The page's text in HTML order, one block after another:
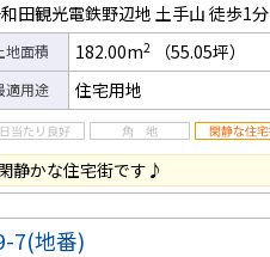
田観光電鉄野辺地 土手山 徒歩1分
地面積 182.00m2 （55.05坪）
適用途 住宅用地
静かな住宅街です♪
7(地番)